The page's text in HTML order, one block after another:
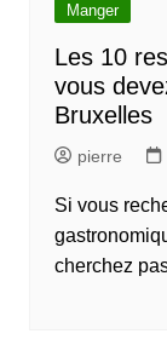
Manger
Les 10
vous
Bruxelles
pierre
Si vous
cherchez